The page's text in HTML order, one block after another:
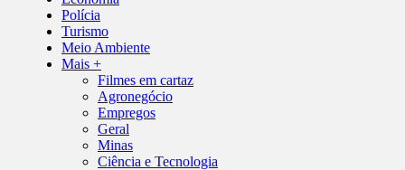
Polícia
Turismo
Meio Ambiente
Mais +
Filmes em cartaz
Agronegócio
Empregos
Geral
Minas
Ciência e Tecnologia